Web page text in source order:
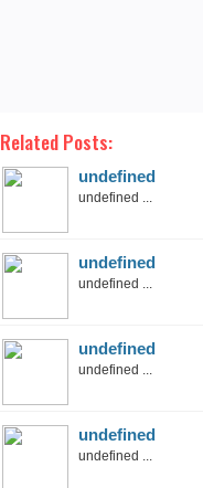
Related Posts:
undefined
undefined ...
undefined
undefined ...
undefined
undefined ...
undefined
undefined ...